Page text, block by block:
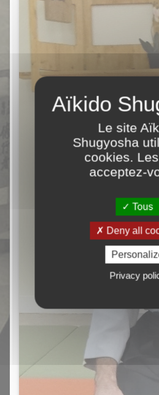
Le site
Shugyosha
cookies.
acceptez-
Tous
Deny all
Privacy